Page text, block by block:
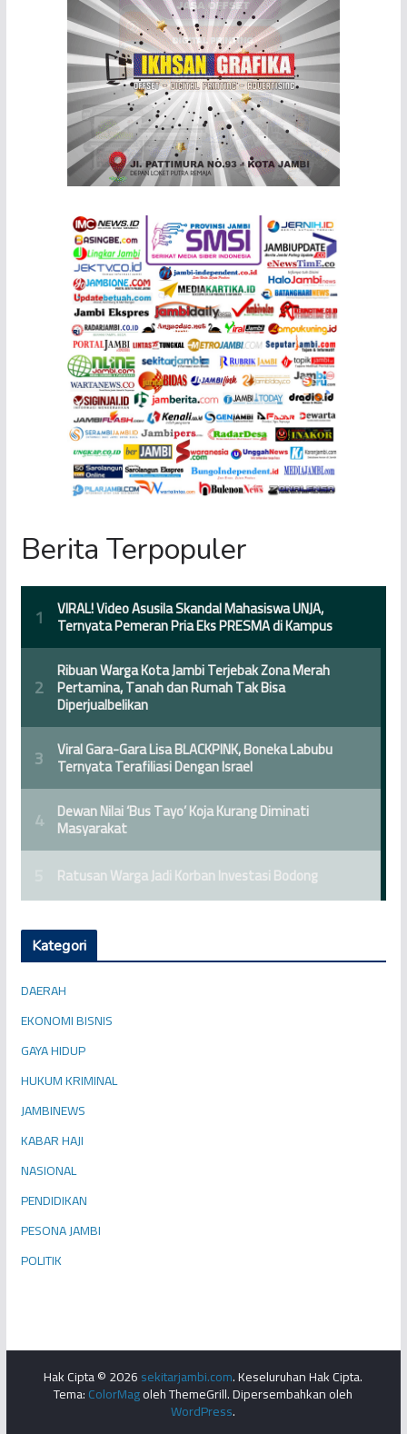
Berita Terpopuler
Kategori
DAERAH
EKONOMI BISNIS
GAYA HIDUP
HUKUM KRIMINAL
JAMBINEWS
KABAR HAJI
NASIONAL
PENDIDIKAN
PESONA JAMBI
POLITIK
Hak Cipta © 2026sekitarjambi.com. Keseluruhan Hak Cipta.
Tema:ColorMagoleh ThemeGrill. Dipersembahkan oleh
WordPress.